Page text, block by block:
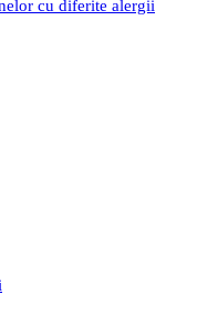
cu diferite alergii